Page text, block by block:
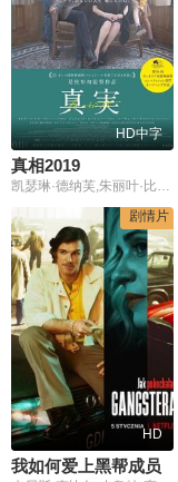
HD中字
真相2019
凯瑟琳·德纳芙,朱丽叶·比诺什,伊桑·霍克,玛侬·克拉维尔,阿兰·利博,罗杰·范·胡尔,露德温·塞尼耶,洛朗特·卡普洛托,玛雅·珊萨,杰基·贝约尔,赫尔米·德里迪,维吉尔弗路易,斯特凡纳拉埃柯昂,亚历珊德拉·耶尔马克
剧情片
HD
我如何爱上黑帮成员